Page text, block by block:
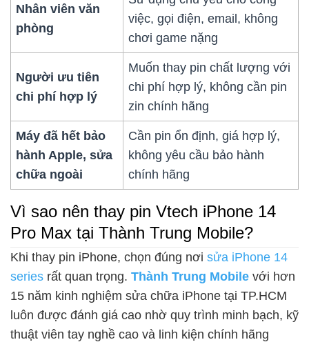
Nhân viên văn
phòng
việc, gọi điện, email, không
chơi game nặng
Người ưu tiên
chi phí hợp lý
Muốn thay pin chất lượng với
chi phí hợp lý, không cần pin
zin chính hãng
Máy đã hết bảo
hành Apple, sửa
chữa ngoài
Cần pin ổn định, giá hợp lý,
không yêu cầu bảo hành
chính hãng
Vì sao nên thay pin Vtech iPhone 14
Pro Max tại Thành Trung Mobile?
Khi thay pin iPhone, chọn đúng nơi sửa iPhone 14
series rất quan trọng. Thành Trung Mobile với hơn
15 năm kinh nghiệm sửa chữa iPhone tại TP.HCM
luôn được đánh giá cao nhờ quy trình minh bạch, kỹ
thuật viên tay nghề cao và linh kiện chính hãng